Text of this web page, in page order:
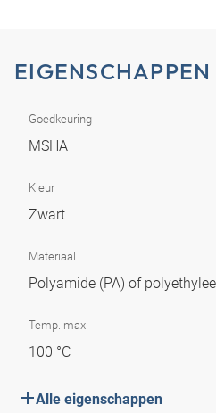
EIGENSCHAPPEN
Goedkeuring
MSHA
Kleur
Zwart
Materiaal
Polyamide (PA) of
Temp. max.
100 °C
Alle eigenschappen